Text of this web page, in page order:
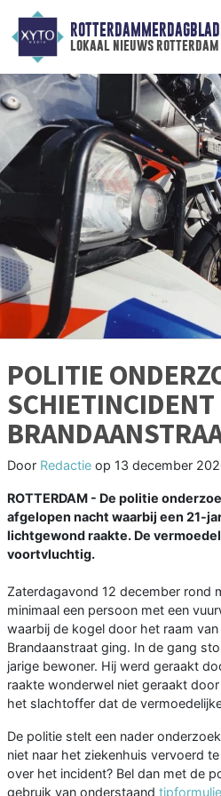
lokaal nieuws rotterdam
POLITIE
SCHIETINCIDENT
Door Redactie op 13 december
ROTTERDAM - De politie
afgelopen nacht waarbij een 21-
lichtgewond raakte. De
voortvluchtig.
Zaterdagavond 12 december rond
minimaal een persoon met een
waarbij de kogel door het raam
Brandaanstraat ging. In de gang
jarige bewoner. Hij werd geraakt
raakte wonderwel niet geraakt
het slachtoffer dat de
De politie stelt een nader
niet naar het ziekenhuis vervoerd
over het incident? Bel dan met de
gebruik van onderstaand